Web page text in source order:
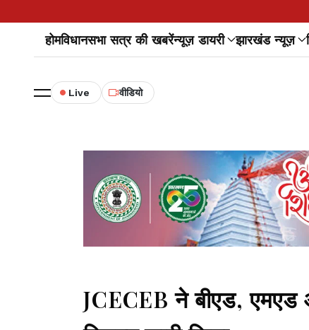
होमविधानसभा सत्र की खबरेंन्यूज़ डायरी झारखंड न्यूज़
Live वीडियो
JCECEB ने बीएड, एमएड